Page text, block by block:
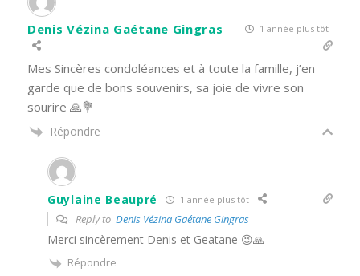
Denis Vézina Gaétane Gingras 1 année plus tôt
Mes Sincères condoléances et à toute la famille, j’en
garde que de bons souvenirs, sa joie de vivre son
sourire 🙏💐
Répondre
Guylaine Beaupré 1 année plus tôt
Reply to Denis Vézina Gaétane Gingras
Merci sincèrement Denis et Geatane 😉🙏
Répondre